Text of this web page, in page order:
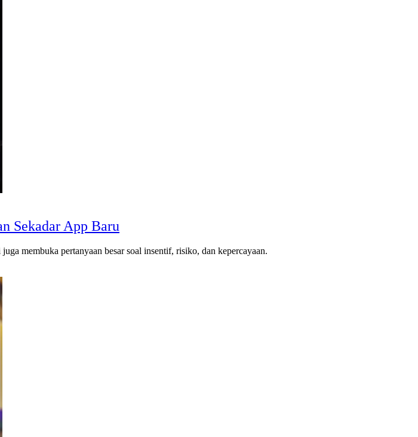
Sekadar App Baru
membuka pertanyaan besar soal insentif, risiko, dan kepercayaan.